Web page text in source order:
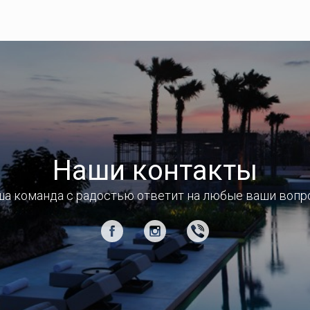
Наши контакты
команда с радостью ответит на любые ваши